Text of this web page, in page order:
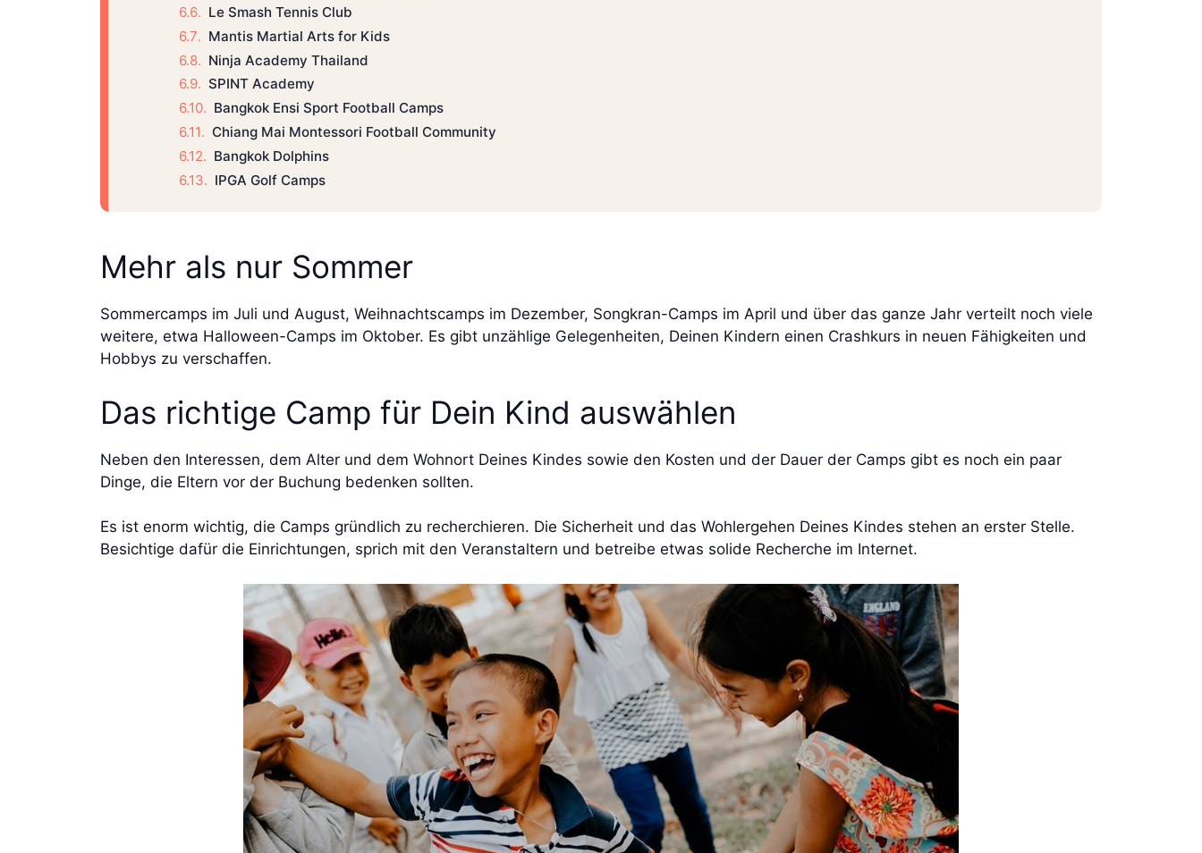
Le Smash Tennis Club
Mantis Martial Arts for Kids
Ninja Academy Thailand
SPINT Academy
Bangkok Ensi Sport Football Camps
Chiang Mai Montessori Football Community
Bangkok Dolphins
IPGA Golf Camps
Mehr als nur Sommer
Sommercamps im Juli und August, Weihnachtscamps im Dezember, Songkran-Camps im April und über das ganze Jahr verteilt noch viele
weitere, etwa Halloween-Camps im Oktober. Es gibt unzählige Gelegenheiten, Deinen Kindern einen Crashkurs in neuen Fähigkeiten und
Hobbys zu verschaffen.
Das richtige Camp für Dein Kind auswählen
Neben den Interessen, dem Alter und dem Wohnort Deines Kindes sowie den Kosten und der Dauer der Camps gibt es noch ein paar
Dinge, die Eltern vor der Buchung bedenken sollten.
Es ist enorm wichtig, die Camps gründlich zu recherchieren. Die Sicherheit und das Wohlergehen Deines Kindes stehen an erster Stelle.
Besichtige dafür die Einrichtungen, sprich mit den Veranstaltern und betreibe etwas solide Recherche im Internet.